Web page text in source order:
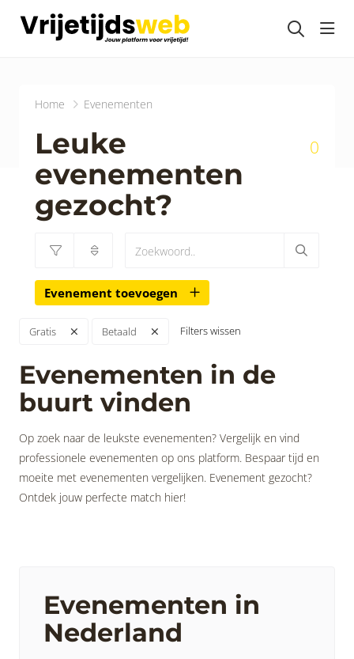
Home Evenementen
Leuke
evenementen
gezocht?
0
Evenement toevoegen
Gratis Betaald Filters wissen
Evenementen in de
buurt vinden
Op zoek naar de leukste evenementen? Vergelijk en vind
professionele evenementen op ons platform. Bespaar tijd en
moeite met evenementen vergelijken. Evenement gezocht?
Ontdek jouw perfecte match hier!
Evenementen in
Nederland